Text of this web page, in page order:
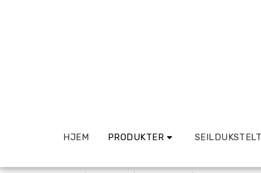
HJEM PRODUKTER SEILDUKSTELT